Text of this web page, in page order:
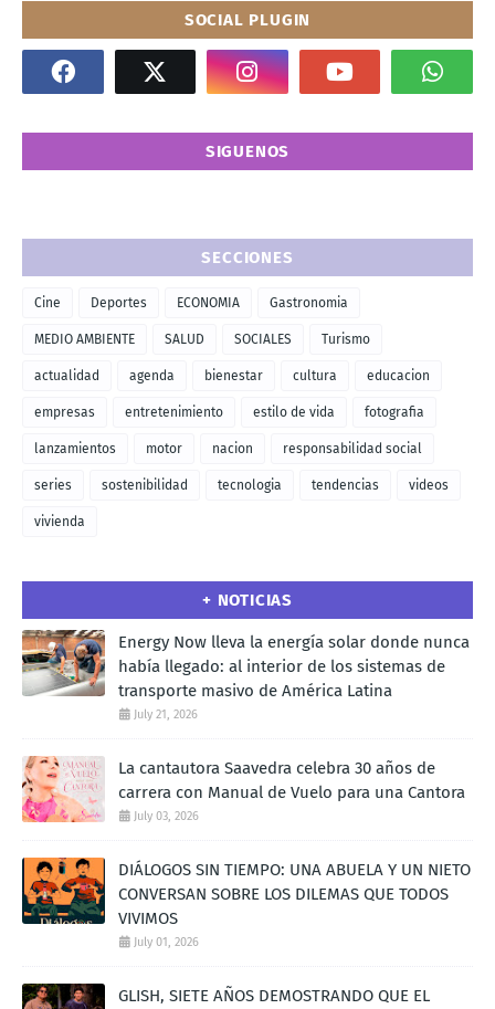
SOCIAL PLUGIN
SIGUENOS
SECCIONES
Cine Deportes ECONOMIA Gastronomia
MEDIO AMBIENTE SALUD SOCIALES Turismo
actualidad agenda bienestar cultura educacion
empresas entretenimiento estilo de vida fotografia
lanzamientos motor nacion responsabilidad social
series sostenibilidad tecnologia tendencias videos
vivienda
+ NOTICIAS
Energy Now lleva la energía solar donde nunca
había llegado: al interior de los sistemas de
transporte masivo de América Latina
July 21, 2026
La cantautora Saavedra celebra 30 años de
carrera con Manual de Vuelo para una Cantora
July 03, 2026
DIÁLOGOS SIN TIEMPO: UNA ABUELA Y UN NIETO
CONVERSAN SOBRE LOS DILEMAS QUE TODOS
VIVIMOS
July 01, 2026
GLISH, SIETE AÑOS DEMOSTRANDO QUE EL